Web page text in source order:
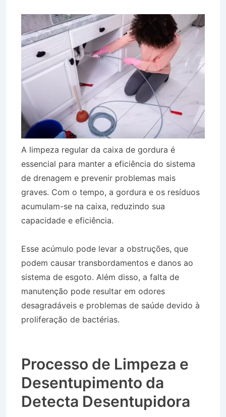
A limpeza regular da caixa de gordura é
essencial para manter a eficiência do sistema
de drenagem e prevenir problemas mais
graves. Com o tempo, a gordura e os resíduos
acumulam-se na caixa, reduzindo sua
capacidade e eficiência.
Esse acúmulo pode levar a obstruções, que
podem causar transbordamentos e danos ao
sistema de esgoto. Além disso, a falta de
manutenção pode resultar em odores
desagradáveis e problemas de saúde devido à
proliferação de bactérias.
Processo de Limpeza e
Desentupimento da
Detecta Desentupidora